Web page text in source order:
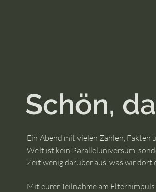
Schön,
Ein Abend mit vielen Zahlen,
Welt ist kein Paralleluniversum,
Zeit wenig darüber aus, was wir
Mit eurer Teilnahme am